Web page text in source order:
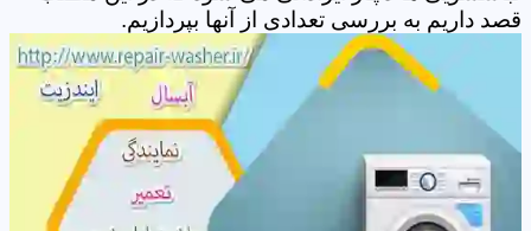
قصد داریم به بررسی تعدادی از آنها بپردازیم.